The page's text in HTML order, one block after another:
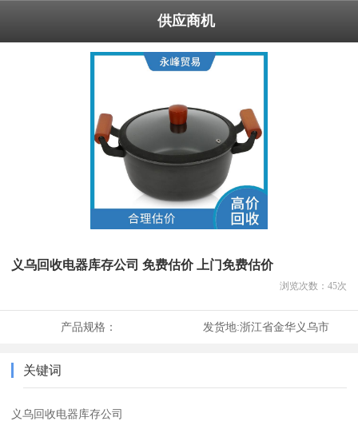
供应商机
义乌回收电器库存公司 免费估价 上门免费估价
浏览次数： 45次
产品规格： 发货地:浙江省金华义乌市
关键词
义乌回收电器库存公司